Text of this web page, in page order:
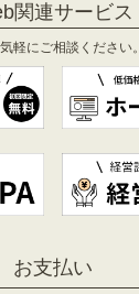
関連サービス
軽にご相談ください。
お支払い